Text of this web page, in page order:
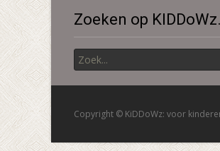
Zoeken op
Zoek
naar:
Copyright © KiDDoWz: voor